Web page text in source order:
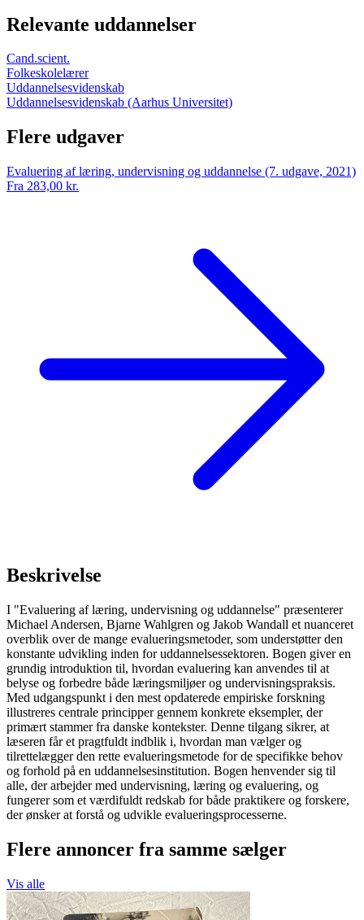
Relevante uddannelser
Cand.scient.
Folkeskolelærer
Uddannelsesvidenskab
Uddannelsesvidenskab (Aarhus Universitet)
Flere udgaver
Evaluering af læring, undervisning og uddannelse (7. udgave, 2021)
Fra 283,00 kr.
Beskrivelse
I "Evaluering af læring, undervisning og uddannelse" præsenterer
Michael Andersen, Bjarne Wahlgren og Jakob Wandall et nuanceret
overblik over de mange evalueringsmetoder, som understøtter den
konstante udvikling inden for uddannelsessektoren. Bogen giver en
grundig introduktion til, hvordan evaluering kan anvendes til at
belyse og forbedre både læringsmiljøer og undervisningspraksis.
Med udgangspunkt i den mest opdaterede empiriske forskning
illustreres centrale principper gennem konkrete eksempler, der
primært stammer fra danske kontekster. Denne tilgang sikrer, at
læseren får et pragtfuldt indblik i, hvordan man vælger og
tilrettelægger den rette evalueringsmetode for de specifikke behov
og forhold på en uddannelsesinstitution. Bogen henvender sig til
alle, der arbejder med undervisning, læring og evaluering, og
fungerer som et værdifuldt redskab for både praktikere og forskere,
der ønsker at forstå og udvikle evalueringsprocesserne.
Flere annoncer fra samme sælger
Vis alle